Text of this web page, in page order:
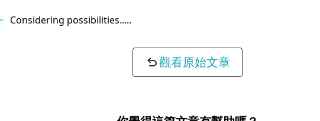
Considering possibilities...
觀看原始文章